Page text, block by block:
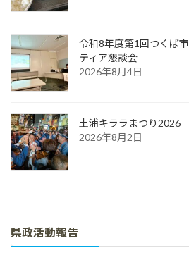
令和8年度第1回つくば
ティア懇談会
2026年8月4日
土浦キララまつり2026
2026年8月2日
県政活動報告